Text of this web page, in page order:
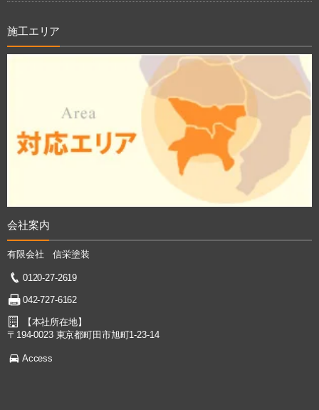
施工エリア
会社案内
有限会社 信栄塗装
0120-27-2619
042-727-6162
【本社所在地】
〒194-0023 東京都町田市旭町1-23-14
Access